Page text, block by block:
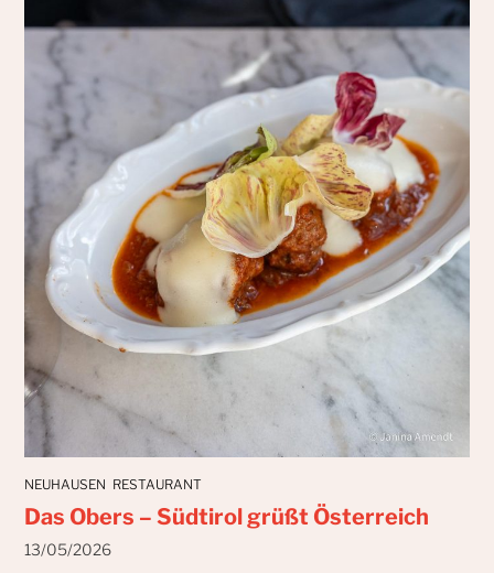
NEUHAUSEN RESTAURANT
Das Obers – Südtirol grüßt Österreich
13/05/2026